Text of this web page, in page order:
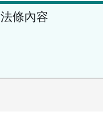
法條內容